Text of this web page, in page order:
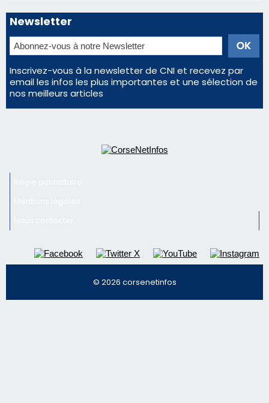
Régie publicitaire
Nous contacter
© 2026 corsenetinfos